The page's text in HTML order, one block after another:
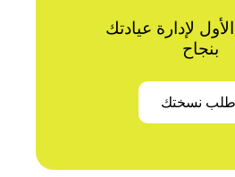
لإدارة عيادتك
بنجاح
اطلب نسختك